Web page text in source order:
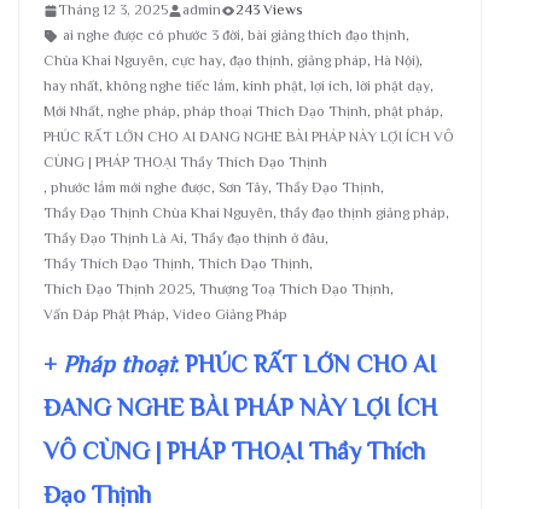
Tháng 12 3, 2025 admin
243 Views
ai nghe được có phước 3 đời, bài giảng thích đạo thịnh,
Chùa Khai Nguyên, cực hay, đạo thịnh, giảng pháp, Hà Nội),
hay nhất, không nghe tiếc lắm, kinh phật, lợi ích, lời phật dạy,
Mới Nhất, nghe pháp, pháp thoại Thích Đạo Thịnh, phật pháp,
PHÚC RẤT LỚN CHO AI ĐANG NGHE BÀI PHÁP NÀY LỢI ÍCH VÔ
CÙNG | PHÁP THOẠI Thầy Thích Đạo Thịnh
, phước lắm mới nghe được, Sơn Tây, Thầy Đạo Thịnh,
Thầy Đạo Thịnh Chùa Khai Nguyên, thầy đạo thịnh giảng pháp,
Thầy Đạo Thịnh Là Ai, Thầy đạo thịnh ở đâu,
Thầy Thích Đạo Thịnh, Thích Đạo Thịnh,
Thích Đạo Thịnh 2025, Thượng Toạ Thích Đạo Thịnh,
Vấn Đáp Phật Pháp, Video Giảng Pháp
+ Pháp thoại: PHÚC RẤT LỚN CHO AI
ĐANG NGHE BÀI PHÁP NÀY LỢI ÍCH
VÔ CÙNG | PHÁP THOẠI Thầy Thích
Đạo Thịnh